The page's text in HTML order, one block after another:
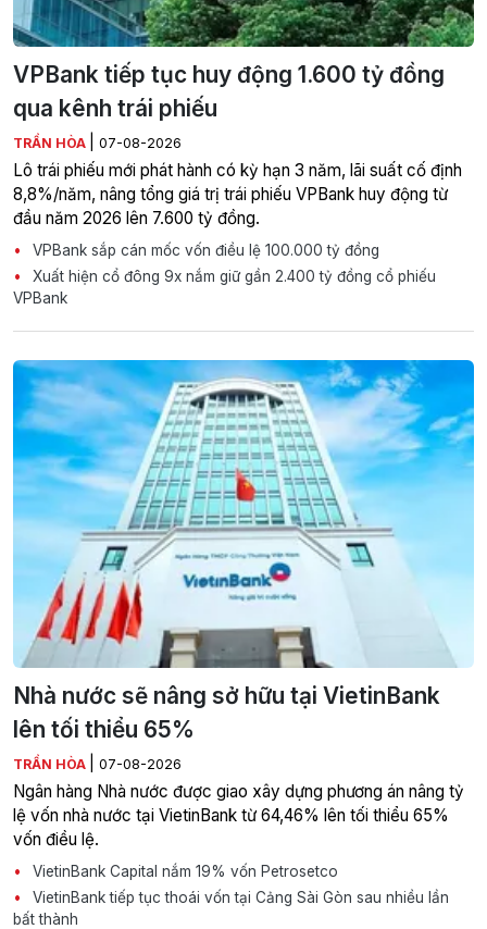
VPBank tiếp tục huy động 1.600 tỷ đồng
qua kênh trái phiếu
TRẦN HÒA 07-08-2026
Lô trái phiếu mới phát hành có kỳ hạn 3 năm, lãi suất cố định
8,8%/năm, nâng tổng giá trị trái phiếu VPBank huy động từ
đầu năm 2026 lên 7.600 tỷ đồng.
VPBank sắp cán mốc vốn điều lệ 100.000 tỷ đồng
Xuất hiện cổ đông 9x nắm giữ gần 2.400 tỷ đồng cổ phiếu
VPBank
Nhà nước sẽ nâng sở hữu tại VietinBank
lên tối thiểu 65%
TRẦN HÒA 07-08-2026
Ngân hàng Nhà nước được giao xây dựng phương án nâng tỷ
lệ vốn nhà nước tại VietinBank từ 64,46% lên tối thiểu 65%
vốn điều lệ.
VietinBank Capital nắm 19% vốn Petrosetco
VietinBank tiếp tục thoái vốn tại Cảng Sài Gòn sau nhiều lần
bất thành